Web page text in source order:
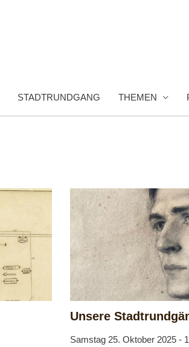
STADTRUNDGANG THEMEN
Unsere
Samstag 25. Oktober 2025 -